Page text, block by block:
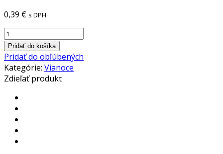
0,39 € s DPH
Pridať do košíka
Pridať do obľúbených
Kategórie: Vianoce
Zdieľať produkt